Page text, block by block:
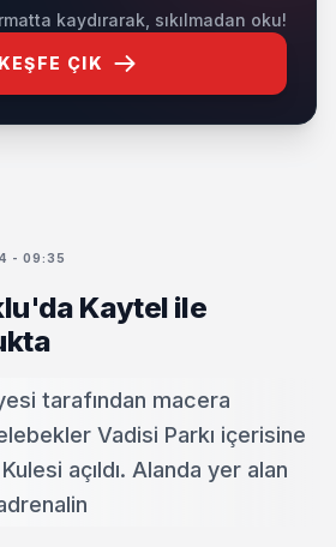
kaydırarak, sıkılmadan oku!
KEŞFE ÇIK
- 09:35
Kaytel ile
tarafından macera
Vadisi Parkı içerisine
açıldı. Alanda yer alan